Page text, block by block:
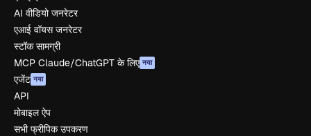
AI वीडियो जनरेटर
एआई वॉयस जनरेटर
स्टॉक सामग्री
MCP Claude/ChatGPT के लिए नया
एजेंट नया
API
मोबाइल ऐप
सभी फ्रीपिक उपकरण